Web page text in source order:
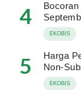
4
EKOBIS
5
Harga
Non-
EKOBIS